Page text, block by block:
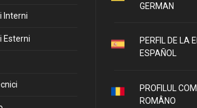
Interni
Esterni
GERMAN
PERFIL DE LA
ESPAÑOL
PROFILUL
ROMÂNO